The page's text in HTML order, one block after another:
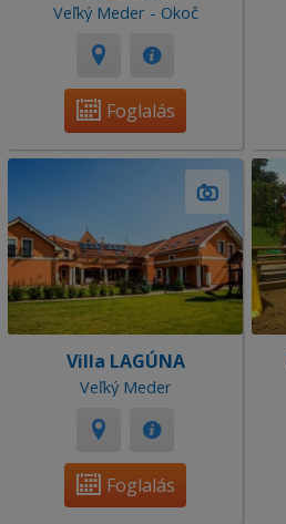
Veľký Meder - Okoč
Foglalás
Villa LAGÚNA
Veľký Meder
Foglalás